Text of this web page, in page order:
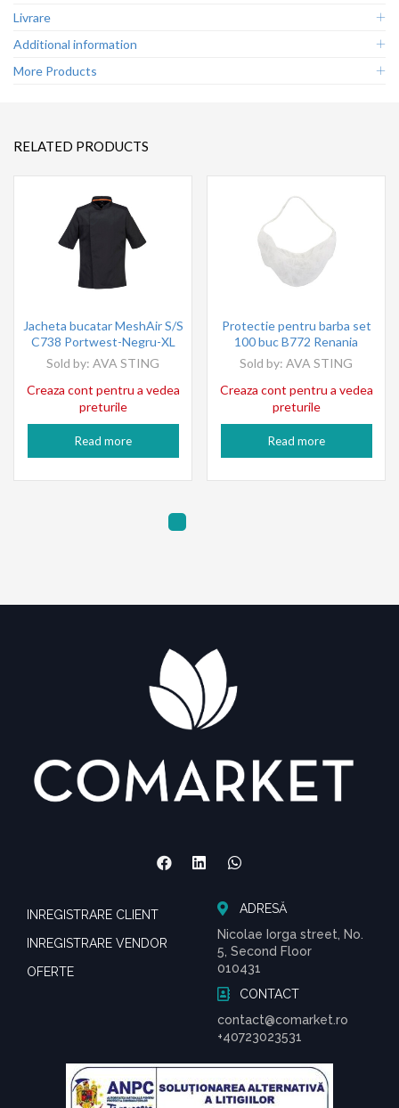
Livrare
Additional information
More Products
RELATED PRODUCTS
Jacheta bucatar MeshAir S/S
C738 Portwest-Negru-XL
Sold by: AVA STING
Creaza cont pentru a vedea
preturile
Read more
Protectie pentru barba set
100 buc B772 Renania
Sold by: AVA STING
Creaza cont pentru a vedea
preturile
Read more
INREGISTRARE CLIENT
INREGISTRARE VENDOR
OFERTE
ADRESĂ
Nicolae Iorga street, No.
5, Second Floor
010431
CONTACT
contact@comarket.ro
+40723023531